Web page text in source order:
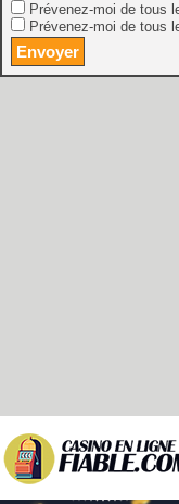
Prévenez-moi de tous
Prévenez-moi de tous